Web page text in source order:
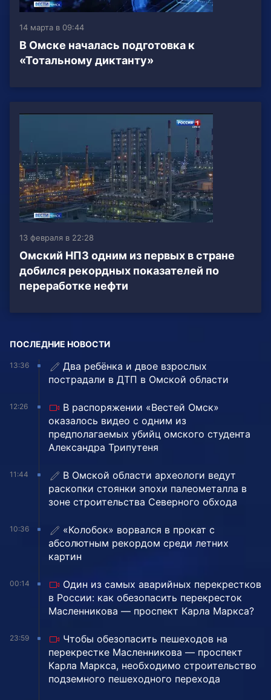
14 марта в 09:44
В Омске началась подготовка к
«Тотальному диктанту»
13 февраля в 22:28
Омский НПЗ одним из первых в стране
добился рекордных показателей по
переработке нефти
ПОСЛЕДНИЕ НОВОСТИ
13:36
Два ребёнка и двое взрослых
пострадали в ДТП в Омской области
12:26
В распоряжении «Вестей Омск»
оказалось видео с одним из
предполагаемых убийц омского студента
Александра Трипутеня
11:44
В Омской области археологи ведут
раскопки стоянки эпохи палеометалла в
зоне строительства Северного обхода
10:36
«Колобок» ворвался в прокат с
абсолютным рекордом среди летних
картин
00:14
Один из самых аварийных перекрестков
в России: как обезопасить перекресток
Масленникова — проспект Карла Маркса?
23:59
Чтобы обезопасить пешеходов на
перекрестке Масленникова — проспект
Карла Маркса, необходимо строительство
подземного пешеходного перехода